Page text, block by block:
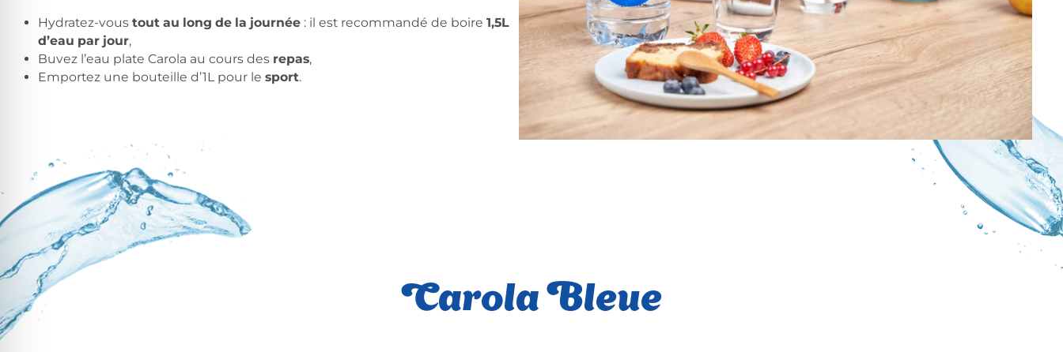
Hydratez-vous tout au long de la journée : il est recommandé de boire 1,5L
d’eau par jour,
Buvez l’eau plate Carola au cours des repas,
Emportez une bouteille d’1L pour le sport.
Carola Bleue